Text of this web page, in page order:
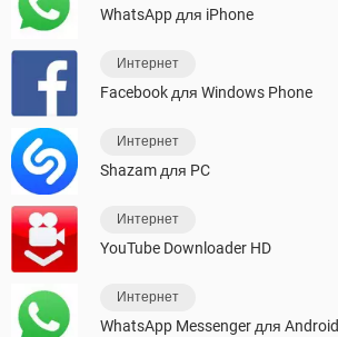
WhatsApp для iPhone
Интернет
Facebook для Windows Phone
Интернет
Shazam для PC
Интернет
YouTube Downloader HD
Интернет
WhatsApp Messenger для Android